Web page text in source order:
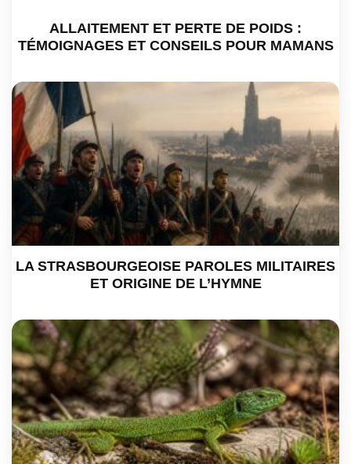
ALLAITEMENT ET PERTE DE POIDS :
TÉMOIGNAGES ET CONSEILS POUR MAMANS
LA STRASBOURGEOISE PAROLES MILITAIRES
ET ORIGINE DE L’HYMNE